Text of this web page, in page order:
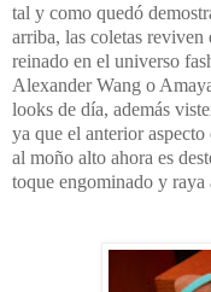
tal y como quedó
arriba, las coletas reviven
reinado en el universo
Alexander Wang o
looks de día, además
ya que el anterior aspecto
al moño alto ahora es
toque engominado y raya